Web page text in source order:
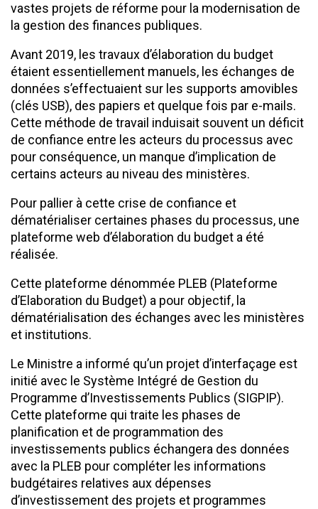
vastes projets de réforme pour la modernisation de
la gestion des finances publiques.
Avant 2019, les travaux d’élaboration du budget
étaient essentiellement manuels, les échanges de
données s’effectuaient sur les supports amovibles
(clés USB), des papiers et quelque fois par e-mails.
Cette méthode de travail induisait souvent un déficit
de confiance entre les acteurs du processus avec
pour conséquence, un manque d’implication de
certains acteurs au niveau des ministères.
Pour pallier à cette crise de confiance et
dématérialiser certaines phases du processus, une
plateforme web d’élaboration du budget a été
réalisée.
Cette plateforme dénommée PLEB (Plateforme
d’Elaboration du Budget) a pour objectif, la
dématérialisation des échanges avec les ministères
et institutions.
Le Ministre a informé qu’un projet d’interfaçage est
initié avec le Système Intégré de Gestion du
Programme d’Investissements Publics (SIGPIP).
Cette plateforme qui traite les phases de
planification et de programmation des
investissements publics échangera des données
avec la PLEB pour compléter les informations
budgétaires relatives aux dépenses
d’investissement des projets et programmes